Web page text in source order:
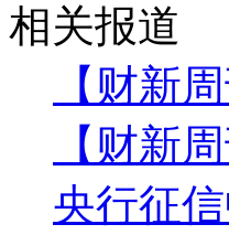
相关报道
【财新
【财新
央行征